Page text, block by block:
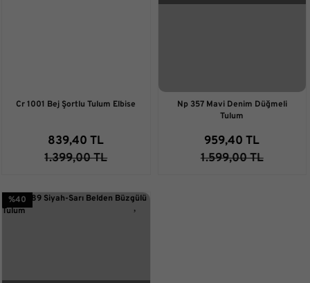
Cr 1001 Bej Şortlu Tulum Elbise
839,40 TL
1.399,00 TL
Np 357 Mavi Denim Düğmeli
Tulum
959,40 TL
1.599,00 TL
%40